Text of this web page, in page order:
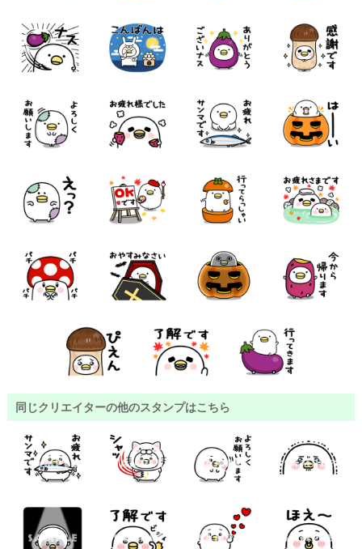
同じクリエイターの他のスタンプはこちら